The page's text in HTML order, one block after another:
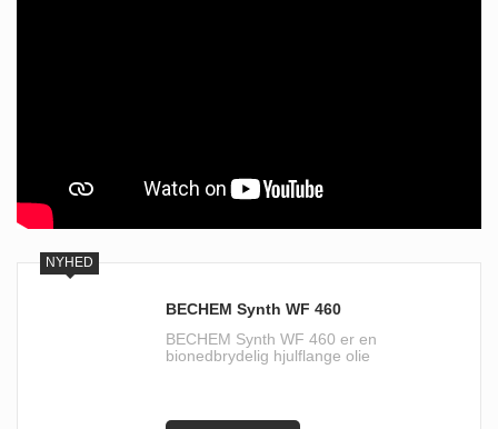
BECHEM Synth WF 460
BECHEM Synth WF 460 er en
bionedbrydelig hjulflange olie